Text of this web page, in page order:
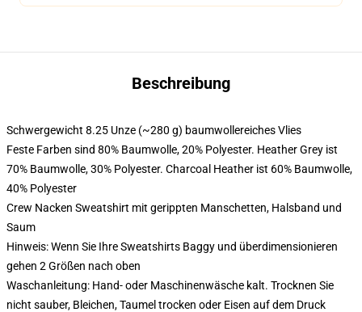
Beschreibung
Schwergewicht 8.25 Unze (~280 g) baumwollereiches Vlies
Feste Farben sind 80% Baumwolle, 20% Polyester. Heather Grey ist
70% Baumwolle, 30% Polyester. Charcoal Heather ist 60% Baumwolle,
40% Polyester
Crew Nacken Sweatshirt mit gerippten Manschetten, Halsband und
Saum
Hinweis: Wenn Sie Ihre Sweatshirts Baggy und überdimensionieren
gehen 2 Größen nach oben
Waschanleitung: Hand- oder Maschinenwäsche kalt. Trocknen Sie
nicht sauber, Bleichen, Taumel trocken oder Eisen auf dem Druck